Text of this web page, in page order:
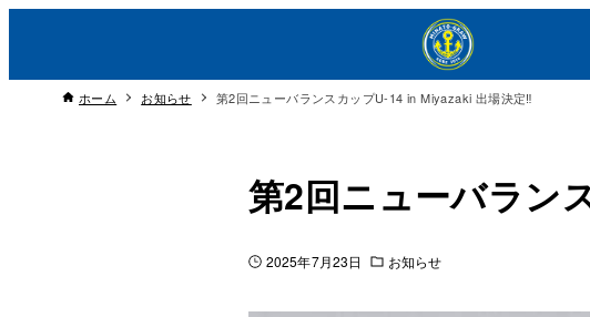
ホーム お知らせ 第2回ニューバランスカップU-14 in Miyazaki 出場決定‼️
第2回ニューバラン
2025年7月23日 お知らせ